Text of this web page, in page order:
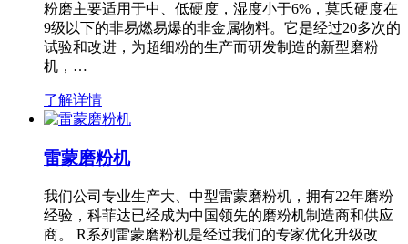
粉磨主要适用于中、低硬度，湿度小于6%，莫氏硬度在
9级以下的非易燃易爆的非金属物料。它是经过20多次的
试验和改进，为超细粉的生产而研发制造的新型磨粉
机，…
了解详情
雷蒙磨粉机
我们公司专业生产大、中型雷蒙磨粉机，拥有22年磨粉
经验，科菲达已经成为中国领先的磨粉机制造商和供应
商。 R系列雷蒙磨粉机是经过我们的专家优化升级改